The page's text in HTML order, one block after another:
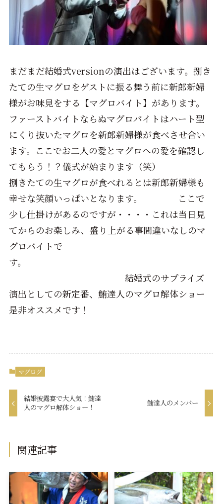
まだまだ結婚式versionの演出はございます。捌き
たての生マグロをゲストに振る舞う前に新郎新婦
様がお味見をする【マグロバイト】があります。
ファーストバイトならぬマグロバイトはハート型
にくり抜いたマグロを新郎新婦様が食べさせ合い
ます。ここでお二人の愛とマグロへの愛を確認し
てもらう！？儀式が始まります（笑）
捌きたての生マグロが食べれるとは新郎新婦様も
幸せな笑顔いっぱいとなります。 ここで
少し仕掛けがあるのですが・・・・これは当日見
てからのお楽しみ、盛り上がる事間違いなしのマ
グロバイトで
す。
結婚式のサプライズ
演出としての新定番、鮪達人のマグロ解体ショー
是非オススメです！
マグログ
結婚披露宴で大人気！鮪達
人のマグロ解体ショー！
鮪達人のメンバー
関連記事